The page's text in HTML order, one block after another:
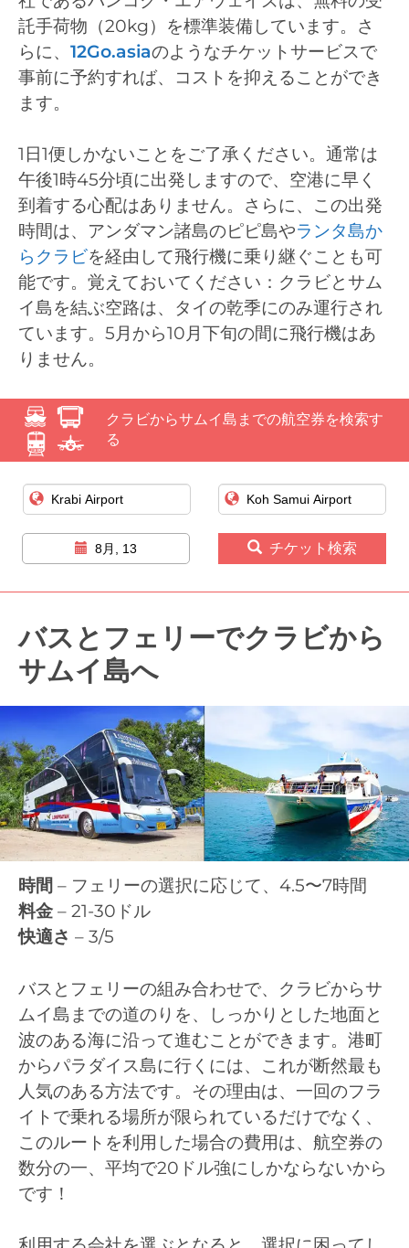
託手荷物（20kg）を標準装備しています。さ
らに、 12Go.asiaのようなチケットサービスで
事前に予約すれば、コストを抑えることができ
ます。
1日1便しかないことをご了承ください。通常は
午後1時45分頃に出発しますので、空港に早く
到着する心配はありません。さらに、この出発
時間は、アンダマン諸島のピピ島やランタ島か
らクラビを経由して飛行機に乗り継ぐことも可
能です。覚えておいてください：クラビとサム
イ島を結ぶ空路は、タイの乾季にのみ運行され
ています。5月から10月下旬の間に飛行機はあ
りません。
クラビからサムイ島までの航空券を検索す
る
8月, 13 チケット検索
バスとフェリーでクラビから
サムイ島へ
時間 – フェリーの選択に応じて、4.5〜7時間
料金 – 21-30ドル
快適さ – 3/5
バスとフェリーの組み合わせで、クラビからサ
ムイ島までの道のりを、しっかりとした地面と
波のある海に沿って進むことができます。港町
からパラダイス島に行くには、これが断然最も
人気のある方法です。その理由は、一回のフラ
イトで乗れる場所が限られているだけでなく、
このルートを利用した場合の費用は、航空券の
数分の一、平均で20ドル強にしかならないから
です！